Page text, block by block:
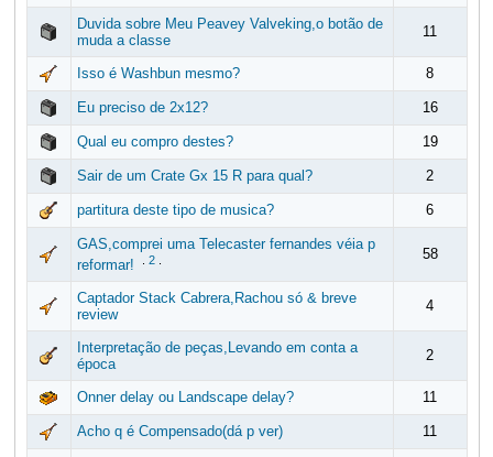
Duvida sobre Meu Peavey Valveking,o botão de
muda a classe
11
Isso é Washbun mesmo? 8
Eu preciso de 2x12? 16
Qual eu compro destes? 19
Sair de um Crate Gx 15 R para qual? 2
partitura deste tipo de musica? 6
GAS,comprei uma Telecaster fernandes véia p
reformar!
2. 58
Captador Stack Cabrera,Rachou só & breve
review
4
Interpretação de peças,Levando em conta a
época
2
Onner delay ou Landscape delay? 11
Acho q é Compensado(dá p ver) 11